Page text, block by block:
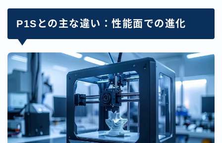
P1Sとの主な違い：性能面での進化